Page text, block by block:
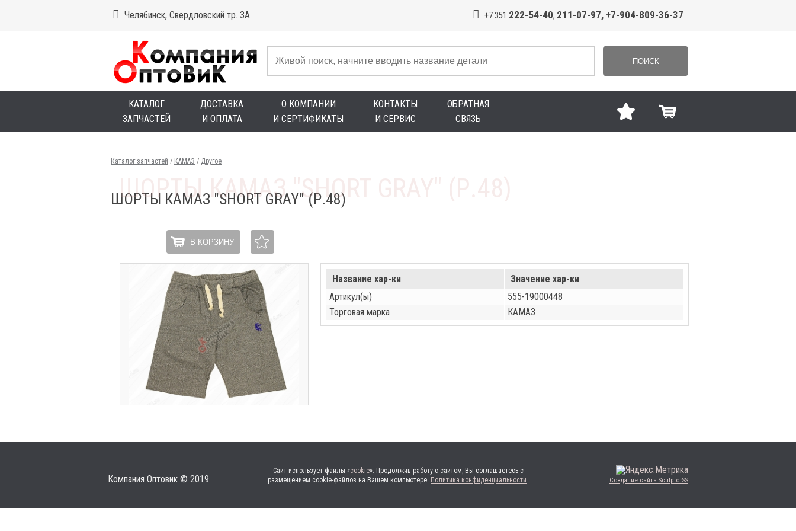
Челябинск, Свердловский тр. 3А +7 351 222-54-40, 211-07-97, +7-904-809-36-37
ПОИСК
КАТАЛОГ
ЗАПЧАСТЕЙ
ДОСТАВКА
И ОПЛАТА
О КОМПАНИИ
И СЕРТИФИКАТЫ
КОНТАКТЫ
И СЕРВИС
ОБРАТНАЯ
СВЯЗЬ
Каталог запчастей / КАМАЗ / Другое
ШОРТЫ КАМАЗ "SHORT GRAY" (Р.48)
В КОРЗИНУ
Название хар-ки
Значение хар-ки
Артикул(ы)
555-19000448
Торговая марка
КАМАЗ
Компания Оптовик © 2019
Сайт использует файлы «cookie». Продолжив работу с сайтом, Вы соглашаетесь с
размещением cookie-файлов на Вашем компьютере. Политика конфиденциальности. Создание сайта SculptorSS